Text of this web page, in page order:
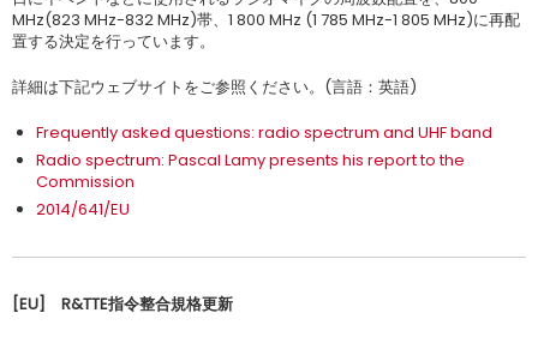
MHz(823 MHz-832 MHz)帯、1 800 MHz (1 785 MHz-1 805 MHz)に再配
置する決定を行っています。
詳細は下記ウェブサイトをご参照ください。(言語：英語)
Frequently asked questions: radio spectrum and UHF band
Radio spectrum: Pascal Lamy presents his report to the
Commission
2014/641/EU
[EU] R&TTE指令整合規格更新